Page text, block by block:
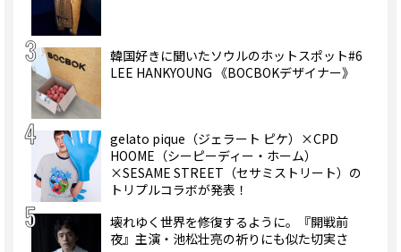
韓国好きに聞いたソウルのホットスポット#6
LEE HANKYOUNG 《BOCBOKデザイナー》
gelato pique（ジェラート ピケ）×CPD
HOOME（シーピーディー・ホーム）
×SESAME STREET（セサミストリート）の
トリプルコラボが発表！
壊れゆく世界を修復するように。『開戦前
夜』主演・池松壮亮の祈りにも似た切実さ